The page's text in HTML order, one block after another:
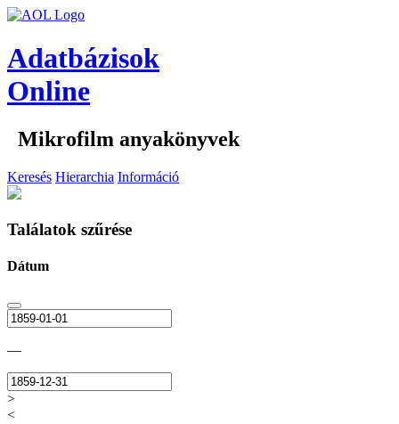
Adatbázisok
Online
Mikrofilm anyakönyvek
Keresés Hierarchia Információ
Találatok szűrése
Dátum
—
>
<